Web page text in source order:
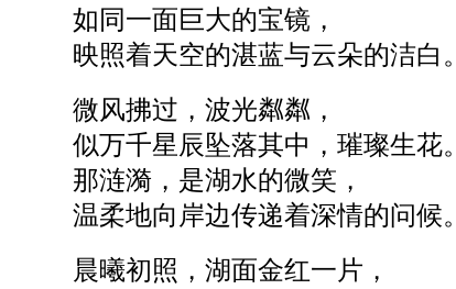
如同一面巨大的宝镜，
映照着天空的湛蓝与云朵的洁白。
微风拂过，波光粼粼，
似万千星辰坠落其中，璀璨生花。
那涟漪，是湖水的微笑，
温柔地向岸边传递着深情的问候。
晨曦初照，湖面金红一片，